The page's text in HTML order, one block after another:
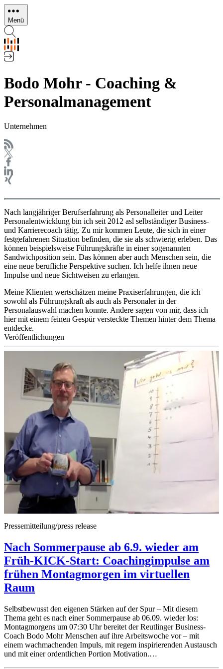
Direkt
zum
Inhalt
Menü
Bodo Mohr - Coaching &
Personalmanagement
Unternehmen
Nach langjähriger Berufserfahrung als Personalleiter und Leiter
Personalentwicklung bin ich seit 2012 asl selbständiger Business-
und Karrierecoach tätig. Zu mir kommen Leute, die sich in einer
festgefahrenen Situation befinden, die sie als schwierig erleben. Das
können beispielsweise Führungskräfte in einer sogenannten
Sandwichposition sein. Das können aber auch Menschen sein, die
eine neue berufliche Perspektive suchen. Ich helfe ihnen neue
Impulse und neue Sichtweisen zu erlangen.
Meine Klienten wertschätzen meine Praxiserfahrungen, die ich
sowohl als Führungskraft als auch als Personaler in der
Personalauswahl machen konnte. Andere sagen von mir, dass ich
hier mit einem feinen Gespür versteckte Themen hinter dem Thema
entdecke.
Veröffentlichungen
Pressemitteilung/press release
Nach Sommerpause ab 6.9. wieder am
Früh-KICK-Start: Coachingimpulse am
frühen Montagmorgen im virtuellen
Raum
Selbstbewusst den eigenen Stärken auf der Spur – Mit diesem
Thema geht es nach einer Sommerpause ab 06.09. wieder los:
Montagmorgens um 07:30 Uhr bereitet der Reutlinger Business-
Coach Bodo Mohr Menschen auf ihre Arbeitswoche vor – mit
einem wachmachenden Impuls, mit regem inspirierenden Austausch
und mit einer ordentlichen Portion Motivation.…